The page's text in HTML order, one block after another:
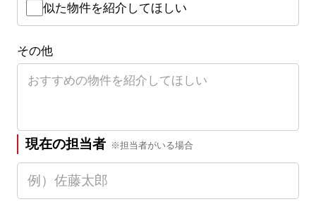
似た物件を紹介してほしい
その他
現在の担当者 ※担当者がいる場合